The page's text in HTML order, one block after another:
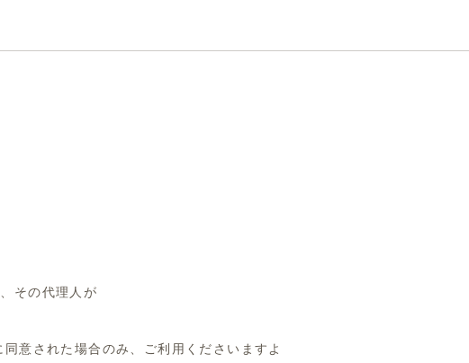
その代理人が
意された場合のみ、
ご利用くださいますよ